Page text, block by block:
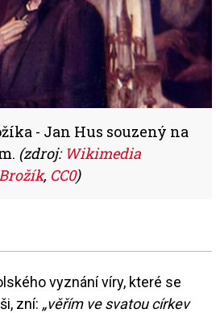
- Jan Hus souzený na
(zdroj: Wikimedia
, CC0)
vyznání víry, které se
zní: „věřím ve svatou církev